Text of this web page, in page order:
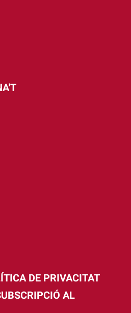
DE PRIVACITAT
AL